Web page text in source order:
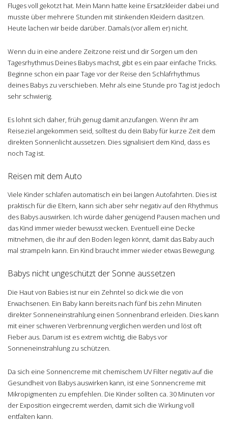
Fluges voll gekotzt hat. Mein Mann hatte keine Ersatzkleider dabei und
musste über mehrere Stunden mit stinkenden Kleidern dasitzen.
Heute lachen wir beide darüber. Damals (vor allem er) nicht.
Wenn du in eine andere Zeitzone reist und dir Sorgen um den
Tagesrhythmus Deines Babys machst, gibt es ein paar einfache Tricks.
Beginne schon ein paar Tage vor der Reise den Schlafrhythmus
deines Babys zu verschieben. Mehr als eine Stunde pro Tag ist jedoch
sehr schwierig.
Es lohnt sich daher, früh genug damit anzufangen. Wenn ihr am
Reiseziel angekommen seid, solltest du dein Baby für kurze Zeit dem
direkten Sonnenlicht aussetzen. Dies signalisiert dem Kind, dass es
noch Tag ist.
Reisen mit dem Auto
Viele Kinder schlafen automatisch ein bei langen Autofahrten. Dies ist
praktisch für die Eltern, kann sich aber sehr negativ auf den Rhythmus
des Babys auswirken. Ich würde daher genügend Pausen machen und
das Kind immer wieder bewusst wecken. Eventuell eine Decke
mitnehmen, die ihr auf den Boden legen könnt, damit das Baby auch
mal strampeln kann. Ein Kind braucht immer wieder etwas Bewegung.
Babys nicht ungeschützt der Sonne aussetzen
Die Haut von Babies ist nur ein Zehntel so dick wie die von
Erwachsenen. Ein Baby kann bereits nach fünf bis zehn Minuten
direkter Sonneneinstrahlung einen Sonnenbrand erleiden. Dies kann
mit einer schweren Verbrennung verglichen werden und löst oft
Fieber aus. Darum ist es extrem wichtig, die Babys vor
Sonneneinstrahlung zu schützen.
Da sich eine Sonnencreme mit chemischem UV Filter negativ auf die
Gesundheit von Babys auswirken kann, ist eine Sonnencreme mit
Mikropigmenten zu empfehlen. Die Kinder sollten ca. 30 Minuten vor
der Exposition eingecremt werden, damit sich die Wirkung voll
entfalten kann.